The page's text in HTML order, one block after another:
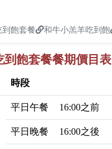
到飽套餐 和牛小羔羊吃到飽
到飽套餐餐期價目表
時段
平日午餐 16:00之前
平日晚餐
16:00之後